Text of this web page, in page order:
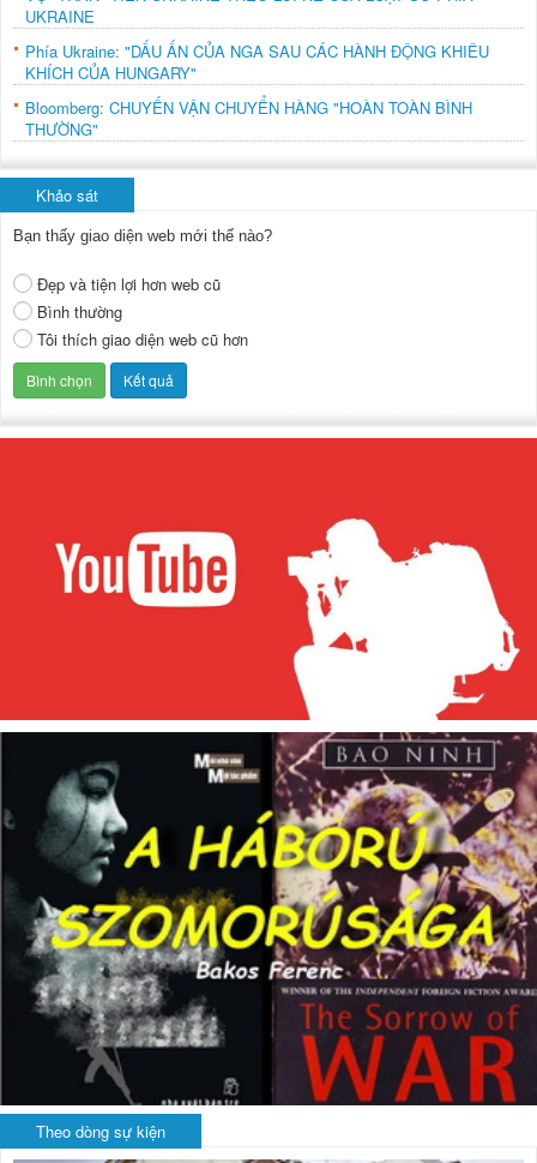
UKRAINE
Phía Ukraine: "DẤU ẤN CỦA NGA SAU CÁC HÀNH ĐỘNG KHIÊU
KHÍCH CỦA HUNGARY"
Bloomberg: CHUYẾN VẬN CHUYỂN HÀNG "HOÀN TOÀN BÌNH
THƯỜNG"
Khảo sát
Bạn thấy giao diện web mới thế nào?
Đẹp và tiện lợi hơn web cũ
Bình thường
Tôi thích giao diện web cũ hơn
Theo dòng sự kiện